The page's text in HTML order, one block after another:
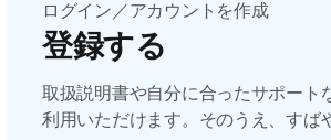
ログイン／アカウントを作成
登録する
取扱説明書や自分に合ったサポート
利用いただけます。そのうえ、すば